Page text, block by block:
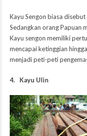
Kayu Sengon biasa
Sedangkan orang Papuan
Kayu sengon memiliki
mencapai ketinggian
menjadi peti-peti
4. Kayu Ulin